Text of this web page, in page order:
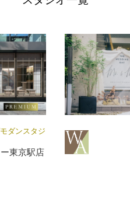
ダンスタジ
東京駅店